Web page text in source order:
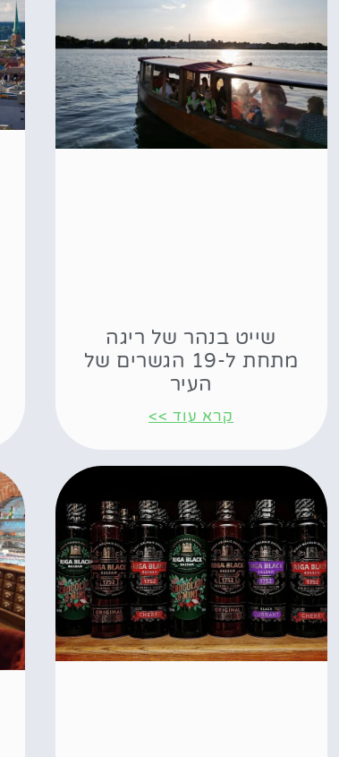
שייט בנהר של ריגה
מתחת ל-19 הגשרים של
העיר
קרא עוד >>